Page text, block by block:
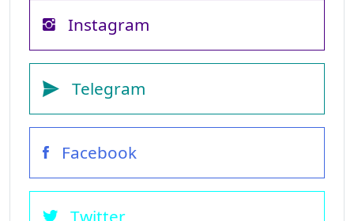
Instagram
Telegram
Facebook
Twitter